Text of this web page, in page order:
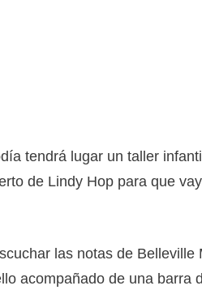
tendrá lugar un taller
de Lindy Hop para que
las notas de Belleville
acompañado de una barra